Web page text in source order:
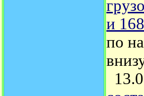
и
по